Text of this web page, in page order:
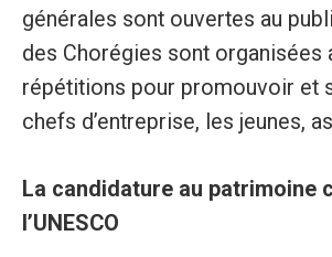
générales sont ouvertes au
des Chorégies sont organisées
répétitions pour promouvoir et
chefs d’entreprise, les jeunes,
La candidature au patrimoine
l’UNESCO